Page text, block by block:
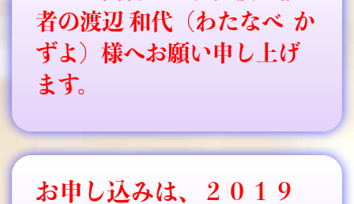
者の渡辺 和代（わたなべ か
ずよ）様へお願い申し上げ
ます。
お申し込みは、２０１９